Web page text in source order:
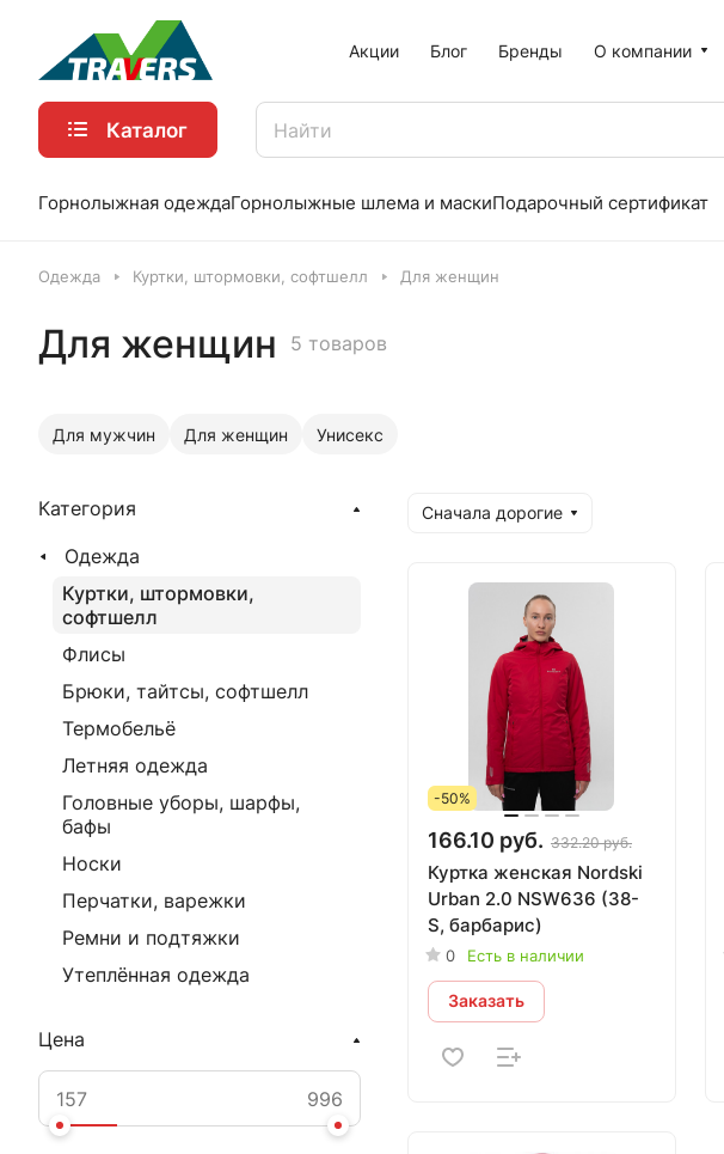
Акции Блог Бренды О компании
Каталог
Горнолыжная одеждаГорнолыжные шлема и маскиПодарочный сертификат
Одежда Куртки, штормовки, софтшелл Для женщин
Для женщин 5 товаров
Для мужчин Для женщин Унисекс
Сначала дорогие
-50%
166.10 руб. 332.20 руб.
Куртка женская Nordski
Urban 2.0 NSW636 (38-
S, барбарис)
0 Есть в наличии
Заказать
Категория
Одежда
Куртки, штормовки,
софтшелл
Флисы
Брюки, тайтсы, софтшелл
Термобельё
Летняя одежда
Головные уборы, шарфы,
бафы
Носки
Перчатки, варежки
Ремни и подтяжки
Утеплённая одежда
Цена